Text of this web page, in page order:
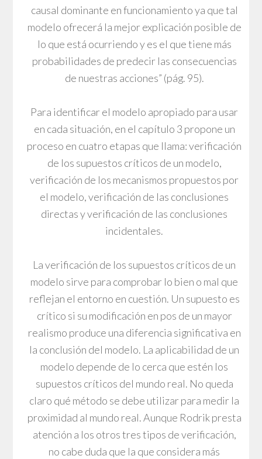
causal dominante en funcionamiento ya que tal
modelo ofrecerá la mejor explicación posible de
lo que está ocurriendo y es el que tiene más
probabilidades de predecir las consecuencias
de nuestras acciones” (pág. 95).
Para identificar el modelo apropiado para usar
en cada situación, en el capítulo 3 propone un
proceso en cuatro etapas que llama: verificación
de los supuestos críticos de un modelo,
verificación de los mecanismos propuestos por
el modelo, verificación de las conclusiones
directas y verificación de las conclusiones
incidentales.
La verificación de los supuestos críticos de un
modelo sirve para comprobar lo bien o mal que
reflejan el entorno en cuestión. Un supuesto es
crítico si su modificación en pos de un mayor
realismo produce una diferencia significativa en
la conclusión del modelo. La aplicabilidad de un
modelo depende de lo cerca que estén los
supuestos críticos del mundo real. No queda
claro qué método se debe utilizar para medir la
proximidad al mundo real. Aunque Rodrik presta
atención a los otros tres tipos de verificación,
no cabe duda que la que considera más